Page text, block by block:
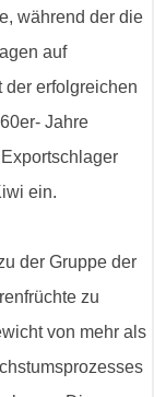
während der die
auf
der erfolgreichen
Jahre
ein.
der Gruppe der
zu
von mehr als